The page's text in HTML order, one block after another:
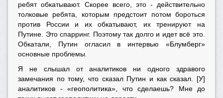
ребят обкатывают. Скорее всего, это - действительно
толковые ребята, которым предстоит потом бороться
против России и их обкатывают, их тренируют на
Путине. Это спарринг. Поэтому так долго и идет всё это.
Обкатали, Путин огласил в интервью «Блумберг»
основные проблемы.
Я не слышал от аналитиков ни одного здравого
замечания по тому, что сказал Путин и как сказал. [У]
аналитиков - «геополитика», что сделаешь? Мне до